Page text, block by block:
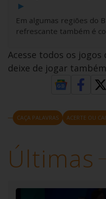
▶
Em algumas regiões do
refrescante também é
Acesse todos os jogos
deixe de jogar também
CAÇA PALAVRAS ACERTE OU
Últimas